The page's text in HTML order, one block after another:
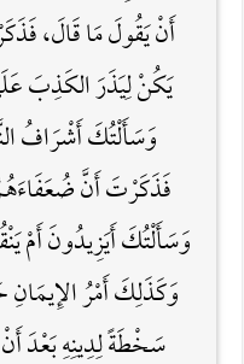
أَنْ يَقُولَ مَا قَالَ،
يَكُنْ لِيَذَرَ الكَذِبَ
وَسَأَلْتُكَ أَشْرَافُ
فَذَكَرْتَ أَنَّ
وَسَأَلْتُكَ أَيَزِيدُونَ أَمْ
وَكَذَلِكَ أَمْرُ
سَخْطَةً لِدِينِهِ بَعْدَ